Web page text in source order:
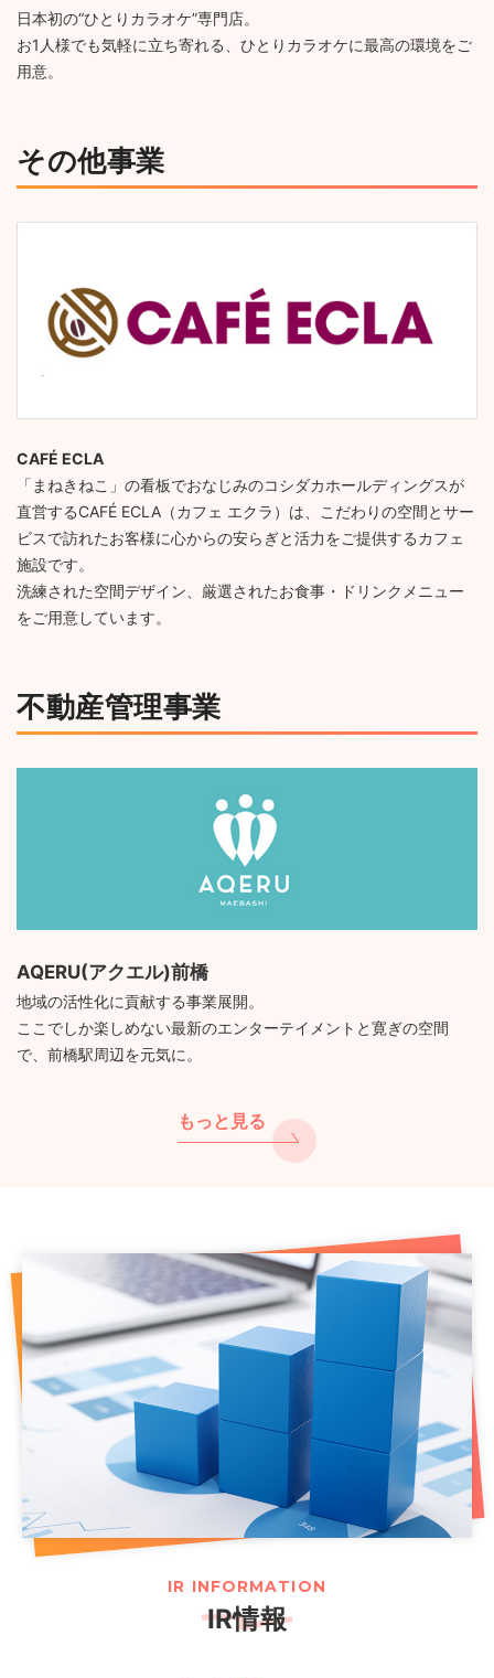
日本初の“ひとりカラオケ”専門店。
お1人様でも気軽に立ち寄れる、ひとりカラオケに最高の環境をご
用意。
その他事業
CAFÉ ECLA
「まねきねこ」の看板でおなじみのコシダカホールディングスが
直営するCAFÉ ECLA（カフェ エクラ）は、こだわりの空間とサー
ビスで訪れたお客様に心からの安らぎと活力をご提供するカフェ
施設です。
洗練された空間デザイン、厳選されたお食事・ドリンクメニュー
をご用意しています。
不動産管理事業
AQERU(アクエル)前橋
地域の活性化に貢献する事業展開。
ここでしか楽しめない最新のエンターテイメントと寛ぎの空間
で、前橋駅周辺を元気に。
もっと見る
IR INFORMATION
IR情報